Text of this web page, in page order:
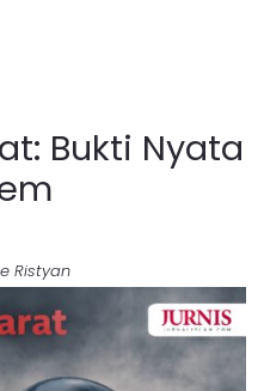
Bukti Nyata
Ristyan